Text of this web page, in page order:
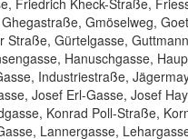
Friedrich Kheck-Straße,
Gmöselweg,
Gürtelgasse,
Hanuschgasse,
Industriestraße,
Josef Erl-Gasse, Josef
Konrad Poll-Straße,
Lannergasse,